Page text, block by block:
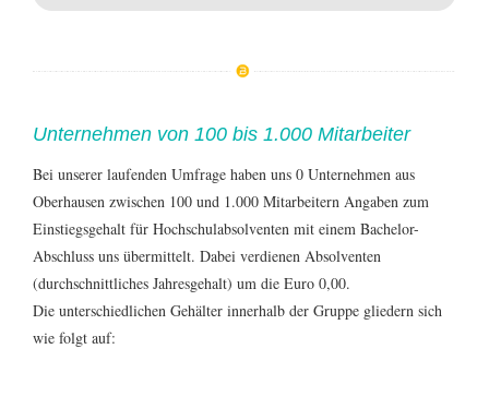
Unternehmen von 100 bis 1.000 Mitarbeiter
Bei unserer laufenden Umfrage haben uns 0 Unternehmen aus
Oberhausen zwischen 100 und 1.000 Mitarbeitern Angaben zum
Einstiegsgehalt für Hochschulabsolventen mit einem Bachelor-
Abschluss uns übermittelt. Dabei verdienen Absolventen
(durchschnittliches Jahresgehalt) um die Euro 0,00.
Die unterschiedlichen Gehälter innerhalb der Gruppe gliedern sich
wie folgt auf: